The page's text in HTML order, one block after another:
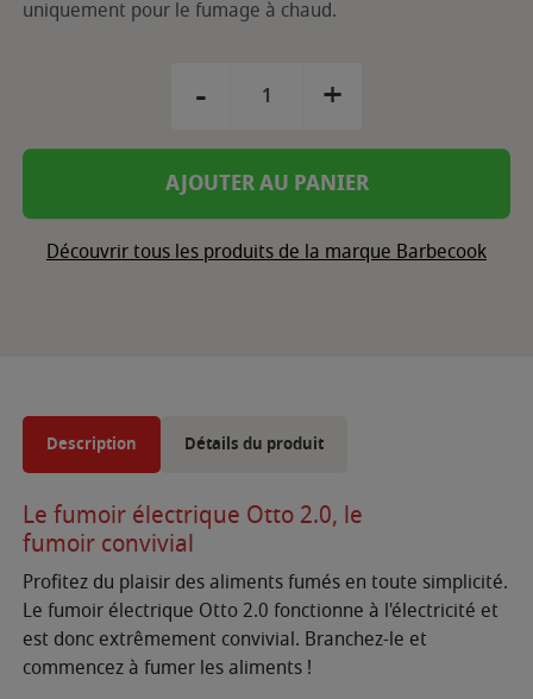
uniquement pour le fumage à chaud.
- +
AJOUTER AU PANIER
Découvrir tous les produits de la marque Barbecook
Description Détails du produit
Le fumoir électrique Otto 2.0, le
fumoir convivial
Profitez du plaisir des aliments fumés en toute simplicité.
Le fumoir électrique Otto 2.0 fonctionne à l'électricité et
est donc extrêmement convivial. Branchez-le et
commencez à fumer les aliments !